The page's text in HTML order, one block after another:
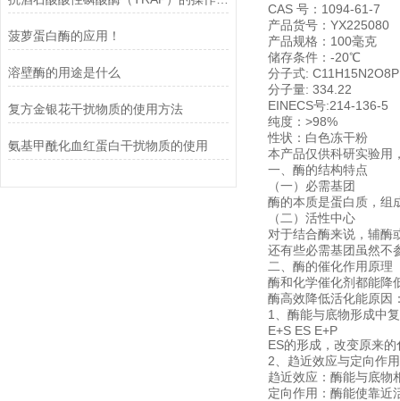
菠萝蛋白酶的应用！
溶壁酶的用途是什么
复方金银花干扰物质的使用方法
氨基甲酰化血红蛋白干扰物质的使用
CAS 号：1094-61-7
产品货号：YX225080
产品规格：100毫克
储存条件：-20℃
分子式: C11H15N2O8P
分子量: 334.22
EINECS号:214-136-5
纯度：>98%
性状：白色冻干粉
本产品仅供科研实验用
一、酶的结构特点
（一）必需基团
酶的本质是蛋白质，组
（二）活性中心
对于结合酶来说，辅酶
还有些必需基团虽然不
二、酶的催化作用原理
酶和化学催化剂都能降
酶高效降低活化能原因
1、酶能与底物形成中
E+S ES E+P
ES的形成，改变原来
2、趋近效应与定向作
趋近效应：酶能与底物
定向作用：酶能使靠近